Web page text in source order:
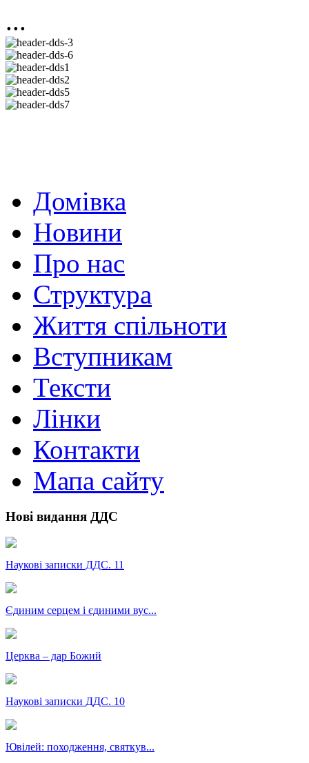
...
Домівка
Новини
Про нас
Структура
Життя спільноти
Вступникам
Тексти
Лінки
Контакти
Мапа сайту
Нові видання ДДС
Наукові записки ДДС. 11
Єдиним серцем і єдиними вус...
Церква – дар Божий
Наукові записки ДДС. 10
Ювілей: походження, святкув...